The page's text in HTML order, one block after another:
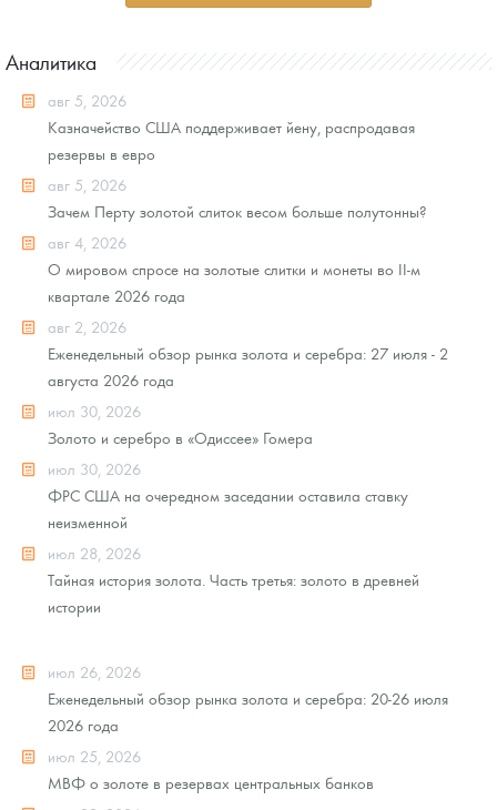
Аналитика
авг 5, 2026
Казначейство США поддерживает йену, распродавая
резервы в евро
авг 5, 2026
Зачем Перту золотой слиток весом больше полутонны?
авг 4, 2026
О мировом спросе на золотые слитки и монеты во II-м
квартале 2026 года
авг 2, 2026
Еженедельный обзор рынка золота и серебра: 27 июля - 2
августа 2026 года
июл 30, 2026
Золото и серебро в «Одиссее» Гомера
июл 30, 2026
ФРС США на очередном заседании оставила ставку
неизменной
июл 28, 2026
Тайная история золота. Часть третья: золото в древней
истории
июл 26, 2026
Еженедельный обзор рынка золота и серебра: 20-26 июля
2026 года
июл 25, 2026
МВФ о золоте в резервах центральных банков